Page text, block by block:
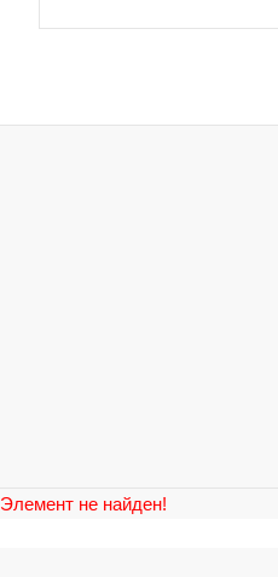
Элемент не найден!